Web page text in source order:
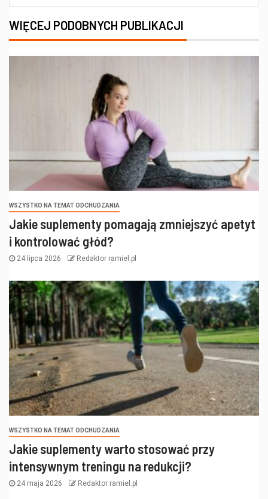
WIĘCEJ PODOBNYCH PUBLIKACJI
WSZYSTKO NA TEMAT ODCHUDZANIA
Jakie suplementy pomagają zmniejszyć apetyt
i kontrolować głód?
24 lipca 2026 Redaktor ramiel.pl
WSZYSTKO NA TEMAT ODCHUDZANIA
Jakie suplementy warto stosować przy
intensywnym treningu na redukcji?
24 maja 2026 Redaktor ramiel.pl